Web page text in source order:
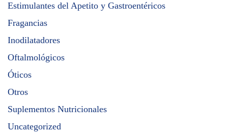
Estimulantes del Apetito y Gastroentéricos
Fragancias
Inodilatadores
Oftalmológicos
Óticos
Otros
Suplementos Nutricionales
Uncategorized